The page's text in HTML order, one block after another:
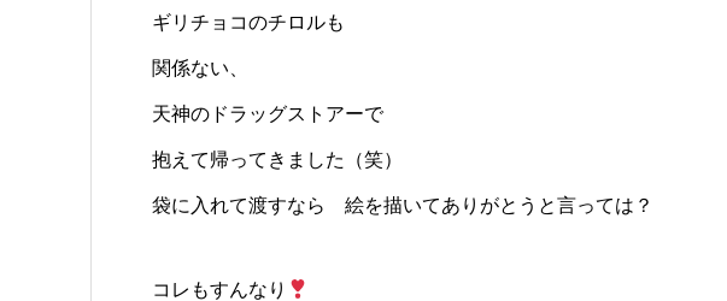
ギリチョコのチロルも
関係ない、
天神のドラッグストアーで
抱えて帰ってきました（笑）
袋に入れて渡すなら 絵を描いてありがとうと言っては？
コレもすんなり